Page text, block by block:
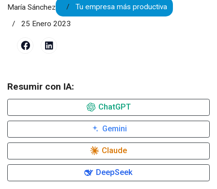
María Sánchez
Tu empresa más productiva
25 Enero 2023
Resumir con IA:
ChatGPT
Gemini
Claude
DeepSeek